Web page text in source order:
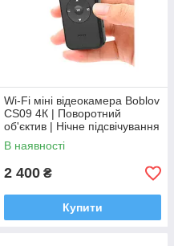
Wi-Fi міні відеокамера Boblov
CS09 4К | Поворотний
об'єктив | Нічне підсвічування
| 1080p
В наявності
2 400 ₴
Купити